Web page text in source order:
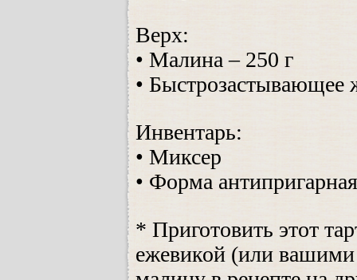
Верх:
• Малина – 250 г
• Быстрозастывающее
Инвентарь:
• Миксер
• Форма
* Приготовить этот
ежевикой (или